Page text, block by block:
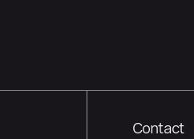
Contact